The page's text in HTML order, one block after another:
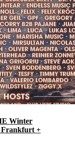
Winter
Frankfurt +